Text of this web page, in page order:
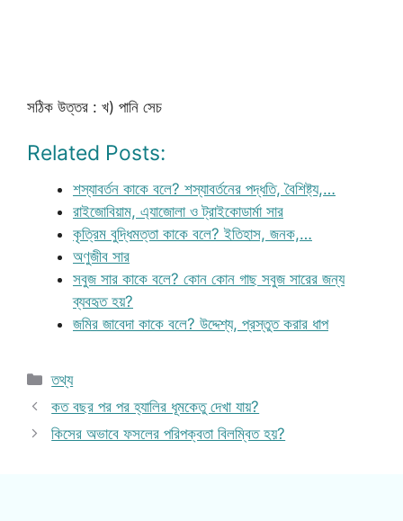
সঠিক উত্তর : খ) পানি সেচ
Related Posts:
শস্যাবর্তন কাকে বলে? শস্যাবর্তনের পদ্ধতি, বৈশিষ্ট্য,…
রাইজোবিয়াম, এ্যাজোলা ও ট্রাইকোডার্মা সার
কৃত্রিম বুদ্ধিমত্তা কাকে বলে? ইতিহাস, জনক,…
অণুজীব সার
সবুজ সার কাকে বলে? কোন কোন গাছ সবুজ সারের জন্য
ব্যবহৃত হয়?
জমির জাবেদা কাকে বলে? উদ্দেশ্য, প্রস্তুত করার ধাপ
Categories
তথ্য
কত বছর পর পর হ্যালির ধূমকেতু দেখা যায়?
কিসের অভাবে ফসলের পরিপক্বতা বিলম্বিত হয়?